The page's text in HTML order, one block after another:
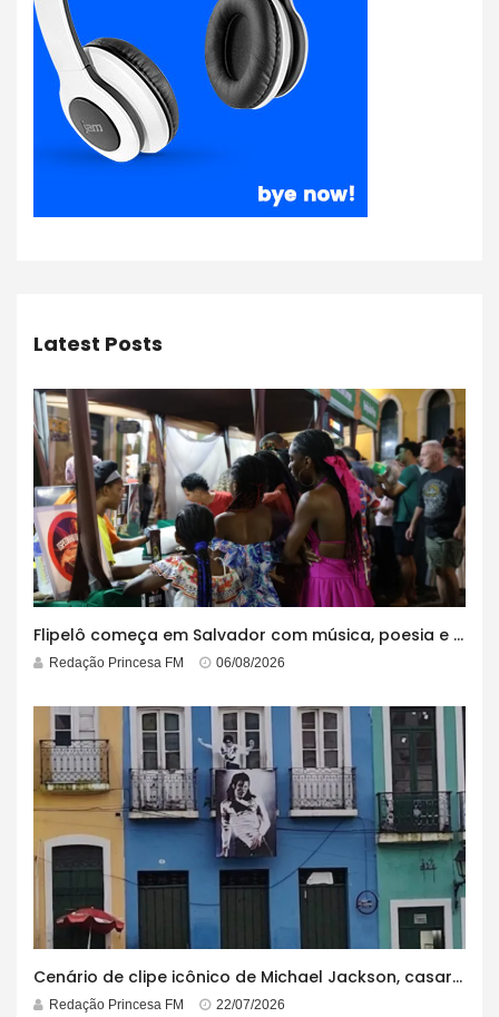
Latest Posts
Flipelô começa em Salvador com música, poesia e grande participação
Redação Princesa FM 06/08/2026
Cenário de clipe icônico de Michael Jackson, casarão azul no centro do Pelourinho enfrenta ordem de desocupação
Redação Princesa FM 22/07/2026